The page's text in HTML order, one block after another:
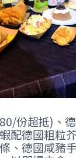
份超抵)、
配德國粗粒
、德國咸豬